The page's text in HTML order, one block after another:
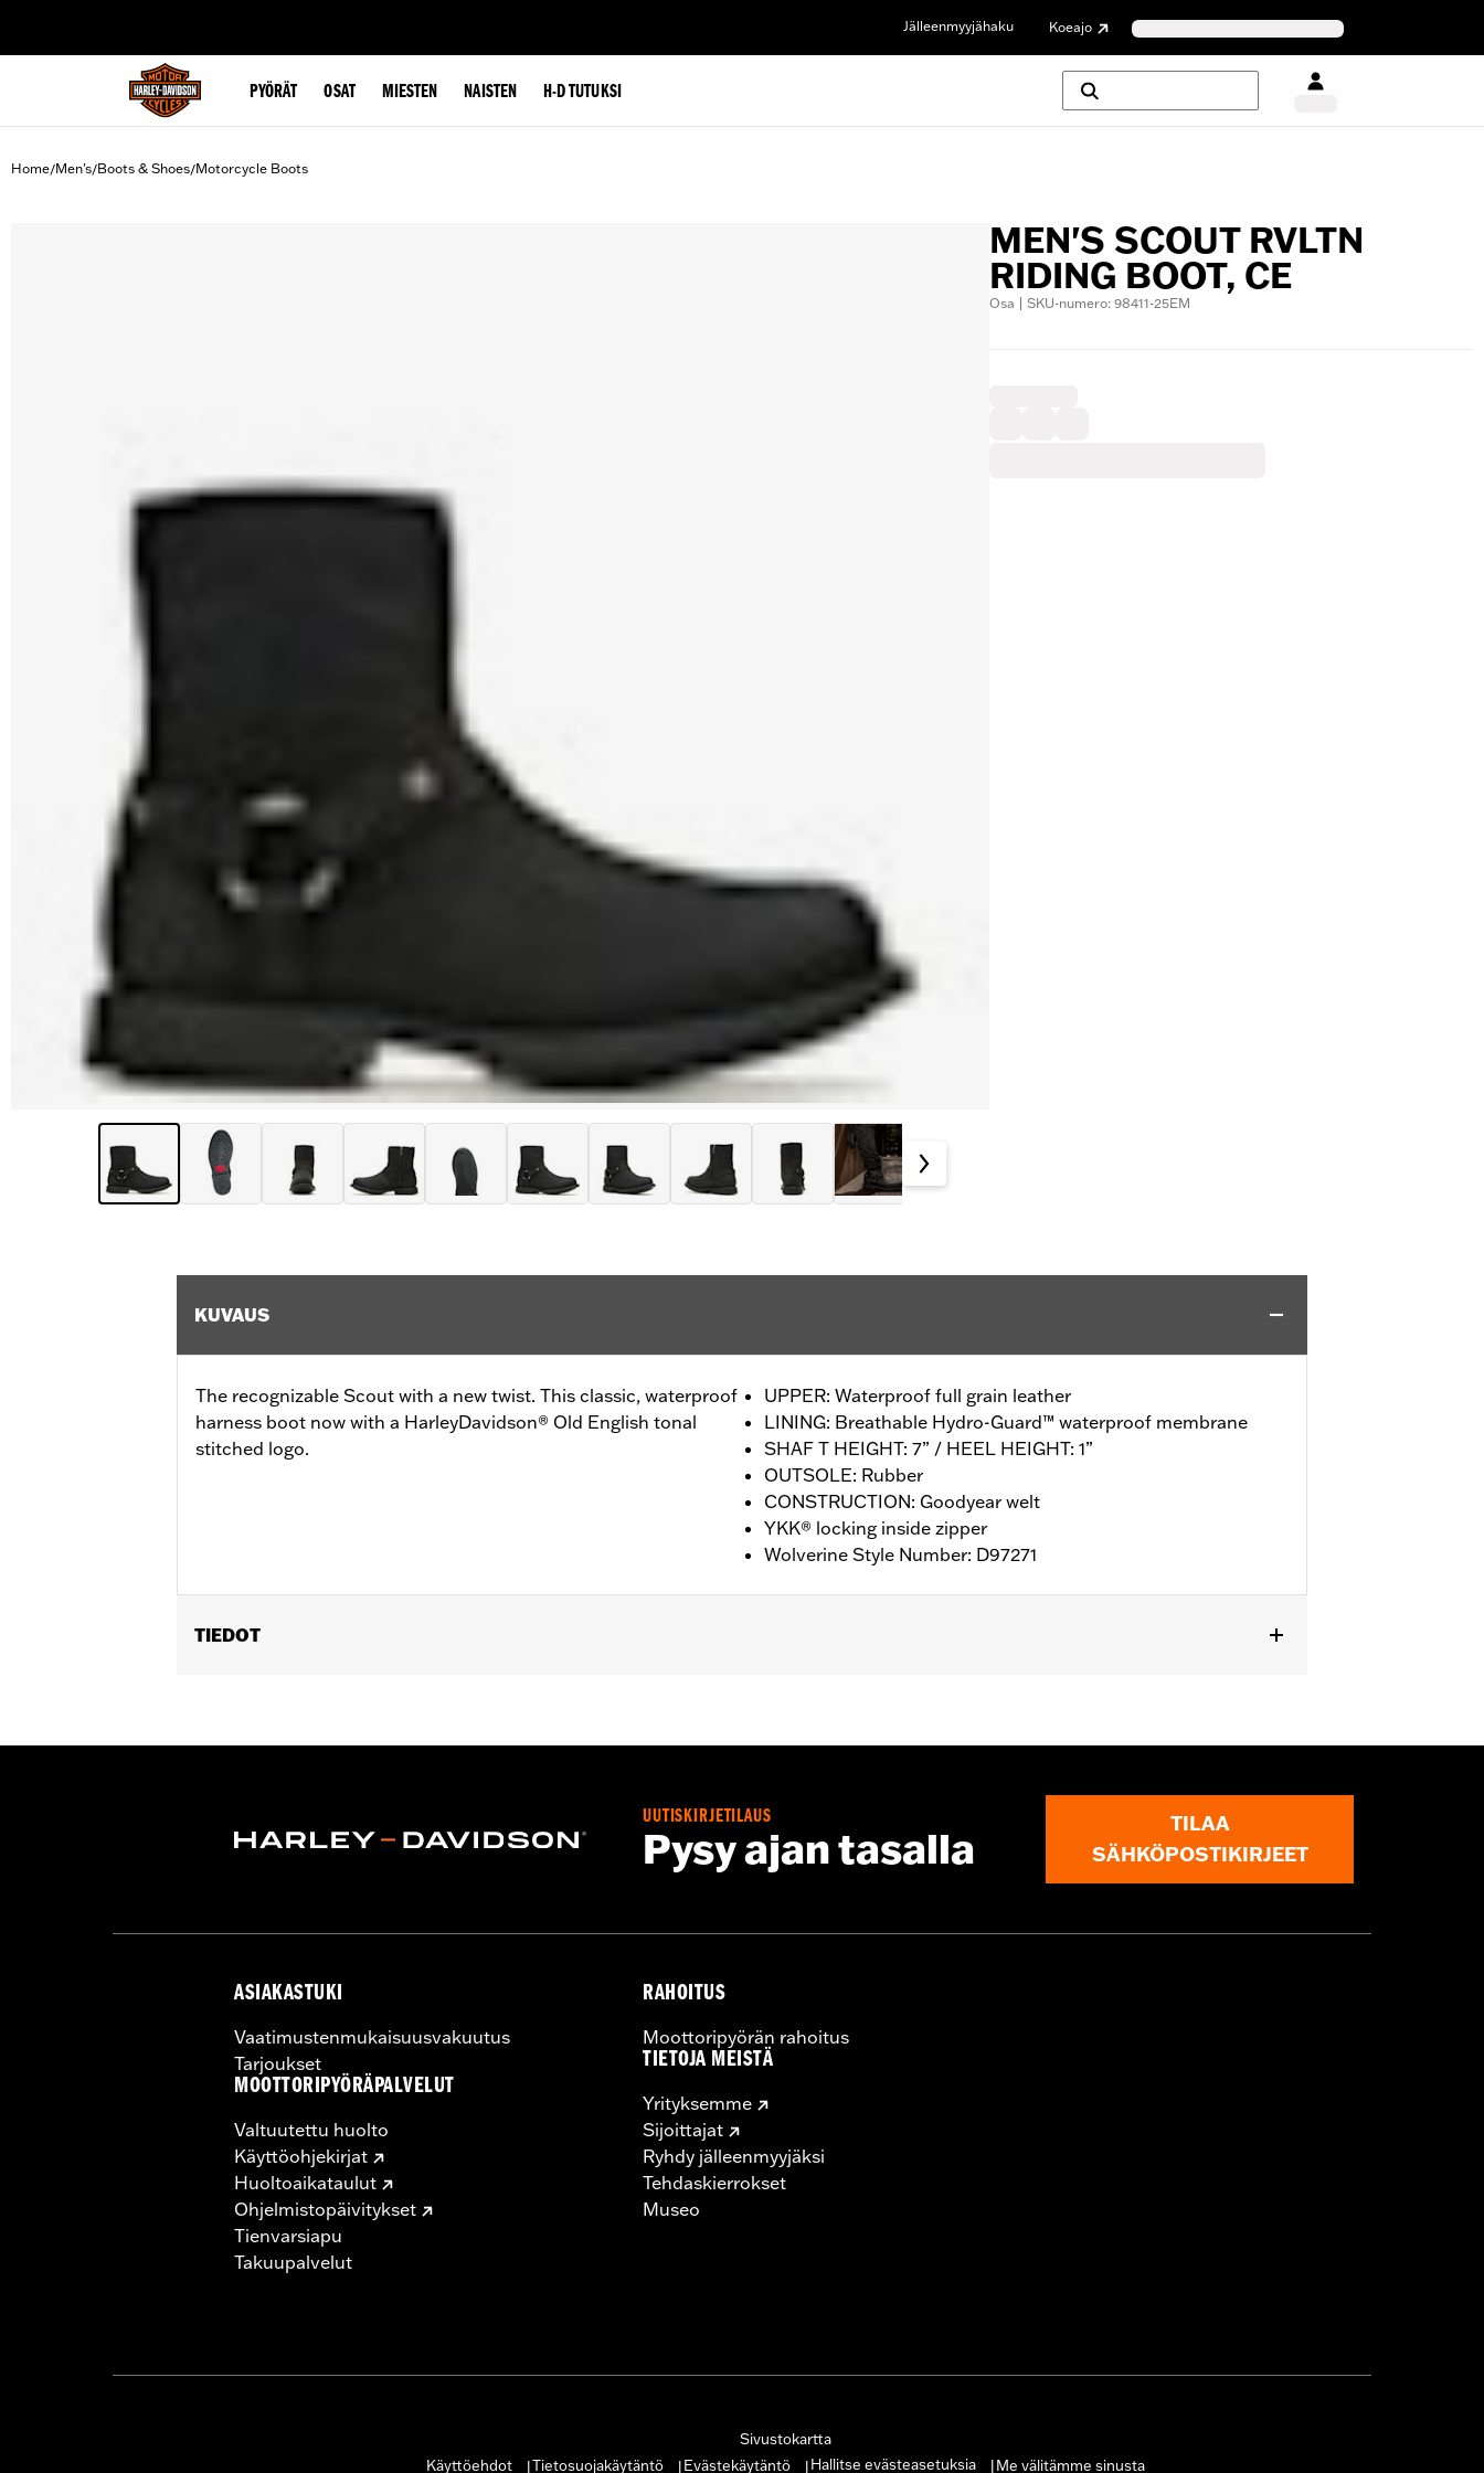
Jälleenmyyjähaku Koeajo
PYÖRÄT OSAT MIESTEN NAISTEN H-D TUTUKSI
Home/Men's/Boots & Shoes/Motorcycle Boots
MEN'S SCOUT RVLTN
RIDING BOOT, CE
Osa | SKU-numero: 98411-25EM
KUVAUS
The recognizable Scout with a new twist. This classic, waterproof
harness boot now with a HarleyDavidson® Old English tonal
stitched logo.
UPPER: Waterproof full grain leather
LINING: Breathable Hydro-Guard™ waterproof membrane
SHAF T HEIGHT: 7” / HEEL HEIGHT: 1”
OUTSOLE: Rubber
CONSTRUCTION: Goodyear welt
YKK® locking inside zipper
Wolverine Style Number: D97271
TIEDOT
Origin:Imported
UUTISKIRJETILAUS
Pysy ajan tasalla
TILAA
SÄHKÖPOSTIKIRJEET
ASIAKASTUKI
Vaatimustenmukaisuusvakuutus
Tarjoukset
MOOTTORIPYÖRÄPALVELUT
Valtuutettu huolto
Käyttöohjekirjat
Huoltoaikataulut
Ohjelmistopäivitykset
Tienvarsiapu
Takuupalvelut
RAHOITUS
Moottoripyörän rahoitus
TIETOJA MEISTÄ
Yrityksemme
Sijoittajat
Ryhdy jälleenmyyjäksi
Tehdaskierrokset
Museo
Sivustokartta
Käyttöehdot
Tietosuojakäytäntö Evästekäytäntö Hallitse evästeasetuksia |Me välitämme sinusta